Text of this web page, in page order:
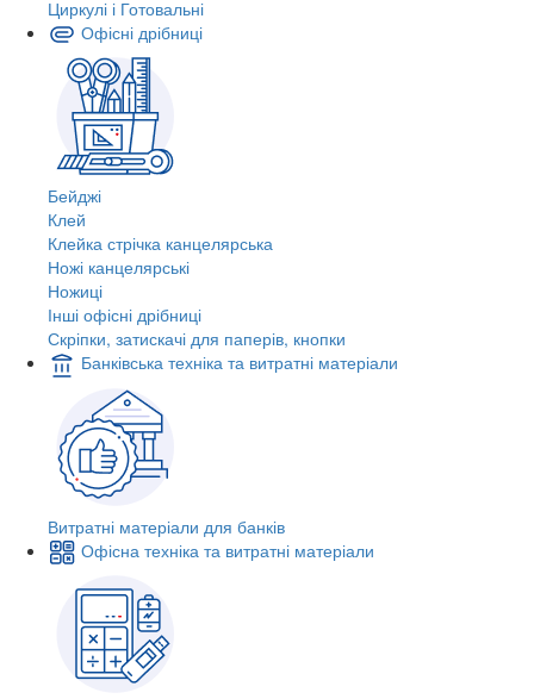
Циркулі і Готовальні
Офісні дрібниці
Бейджі
Клей
Клейка стрічка канцелярська
Ножі канцелярські
Ножиці
Інші офісні дрібниці
Скріпки, затискачі для паперів, кнопки
Банківська техніка та витратні матеріали
Витратні матеріали для банків
Офісна техніка та витратні матеріали